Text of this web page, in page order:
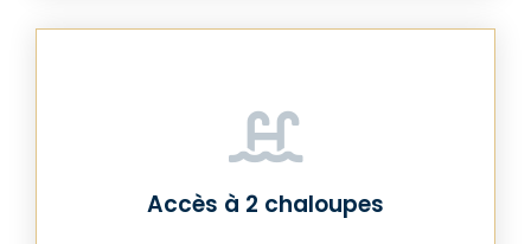
Accès à 2 chaloupes